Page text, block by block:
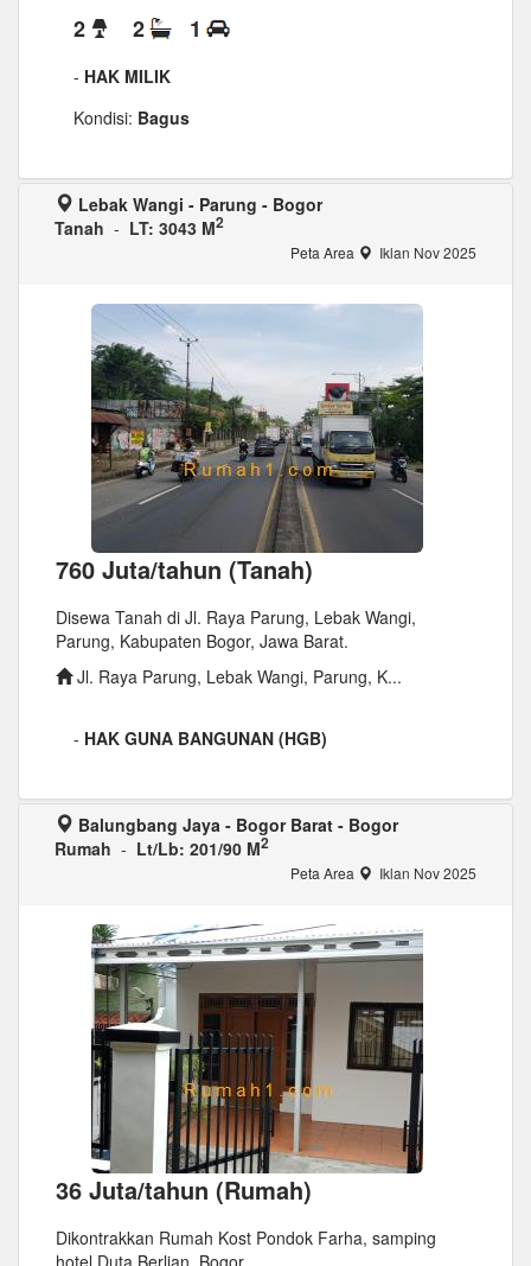
2 2 1
- HAK MILIK
Kondisi: Bagus
Lebak Wangi - Parung - Bogor
Tanah - LT: 3043 M2
Peta Area Iklan Nov 2025
760 Juta/tahun (Tanah)
Disewa Tanah di Jl. Raya Parung, Lebak Wangi,
Parung, Kabupaten Bogor, Jawa Barat.
Jl. Raya Parung, Lebak Wangi, Parung, K...
- HAK GUNA BANGUNAN (HGB)
Balungbang Jaya - Bogor Barat - Bogor
Rumah - Lt/Lb: 201/90 M2
Peta Area Iklan Nov 2025
36 Juta/tahun (Rumah)
Dikontrakkan Rumah Kost Pondok Farha, samping
hotel Duta Berlian, Bogor.